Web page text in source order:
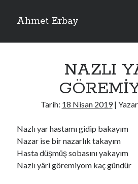
Ahmet Erbay
Yan
ELİF BENİ BIRAKMA
AĞLAMAYIN BOŞUNA
YALAN DEMEM HARAM YEMEM
Son Yorumlar
BAĞIŞLA ADINIiçindario72
NAZLI
Tarih: 18 Nisan 2019|
Nazlı yar hastamı gidip bakayım
Nazar ise bir nazarlık takayım
Hasta düşmüş sobasını yakayım
Nazlı yâri göremiyom kaç gündür